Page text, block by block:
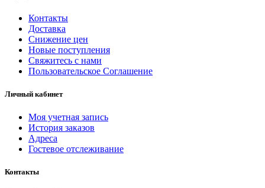
Контакты
Доставка
Снижение цен
Новые поступления
Свяжитесь с нами
Пользовательское Соглашение
Личный кабинет
Моя учетная запись
История заказов
Адреса
Гостевое отслеживание
Контакты